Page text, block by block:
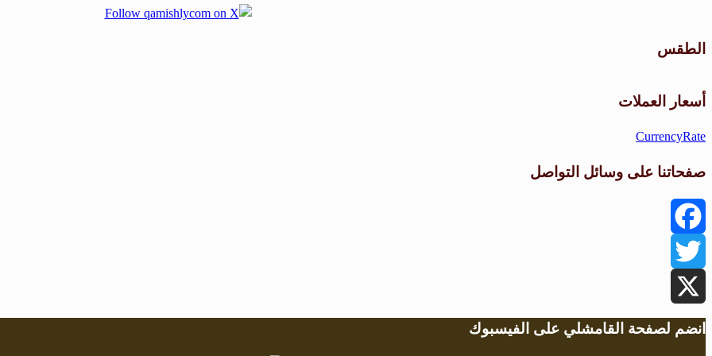
الطقس
أسعار العملات
CurrencyRate
صفحاتنا على وسائل التواصل
Facebook
Twitter
X
انضم لصفحة القامشلي على الفيسبوك